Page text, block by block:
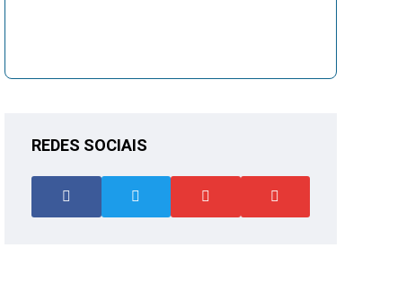
REDES SOCIAIS